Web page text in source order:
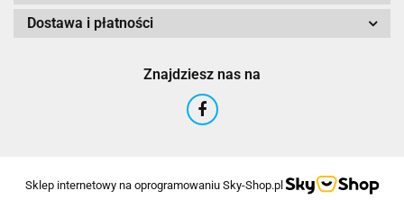
Dostawa i płatności
Znajdziesz nas na
Sklep internetowy na oprogramowaniu Sky-Shop.pl